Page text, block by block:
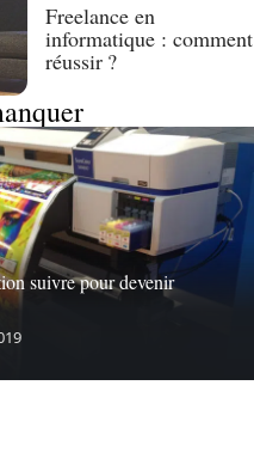
Freelance en
informatique : comment
réussir ?
suivre pour devenir